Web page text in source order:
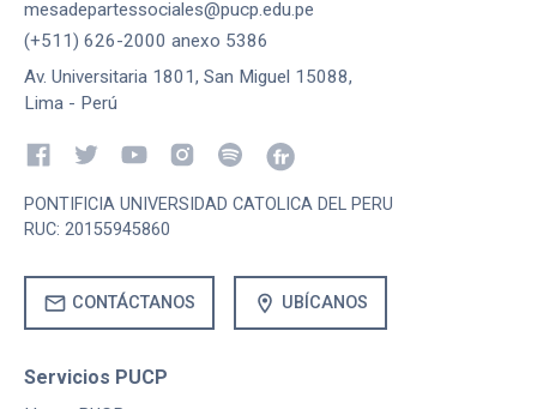
mesadepartessociales@pucp.edu.pe
(+511) 626-2000 anexo 5386
Av. Universitaria 1801, San Miguel 15088,
Lima - Perú
PONTIFICIA UNIVERSIDAD CATOLICA DEL PERU
RUC: 20155945860
mail CONTÁCTANOS location_on UBÍCANOS
Servicios PUCP